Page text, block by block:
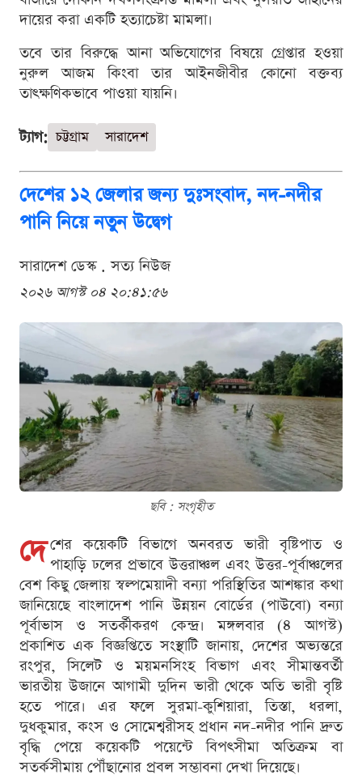
দায়ের করা একটি হত্যাচেষ্টা মামলা।
তবে তার বিরুদ্ধে আনা অভিযোগের বিষয়ে গ্রেপ্তার হওয়া
নুরুল আজম কিংবা তার আইনজীবীর কোনো বক্তব্য
তাৎক্ষণিকভাবে পাওয়া যায়নি।
ট্যাগ: চট্টগ্রাম সারাদেশ
দেশের ১২ জেলার জন্য দুঃসংবাদ, নদ-নদীর
পানি নিয়ে নতুন উদ্বেগ
সারাদেশ ডেস্ক . সত্য নিউজ
২০২৬ আগস্ট ০৪ ২০:৪১:৫৬
ছবি : সংগৃহীত
দে শের কয়েকটি বিভাগে অনবরত ভারী বৃষ্টিপাত ও
পাহাড়ি ঢলের প্রভাবে উত্তরাঞ্চল এবং উত্তর-পূর্বাঞ্চলের
বেশ কিছু জেলায় স্বল্পমেয়াদী বন্যা পরিস্থিতির আশঙ্কার কথা
জানিয়েছে বাংলাদেশ পানি উন্নয়ন বোর্ডের (পাউবো) বন্যা
পূর্বাভাস ও সতর্কীকরণ কেন্দ্র। মঙ্গলবার (৪ আগস্ট)
প্রকাশিত এক বিজ্ঞপ্তিতে সংস্থাটি জানায়, দেশের অভ্যন্তরে
রংপুর, সিলেট ও ময়মনসিংহ বিভাগ এবং সীমান্তবর্তী
ভারতীয় উজানে আগামী দুদিন ভারী থেকে অতি ভারী বৃষ্টি
হতে পারে। এর ফলে সুরমা-কুশিয়ারা, তিস্তা, ধরলা,
দুধকুমার, কংস ও সোমেশ্বরীসহ প্রধান নদ-নদীর পানি দ্রুত
বৃদ্ধি পেয়ে কয়েকটি পয়েন্টে বিপৎসীমা অতিক্রম বা
সতর্কসীমায় পৌঁছানোর প্রবল সম্ভাবনা দেখা দিয়েছে।